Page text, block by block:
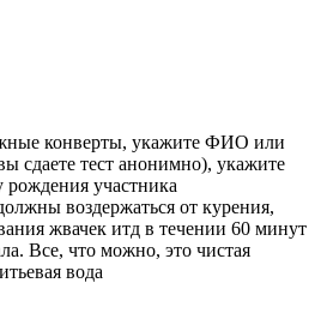
конверты, укажите ФИО или
сдаете тест анонимно), укажите
рождения участника
воздержаться от курения,
жвачек итд в течении 60 минут
Все, что можно, это чистая
вода